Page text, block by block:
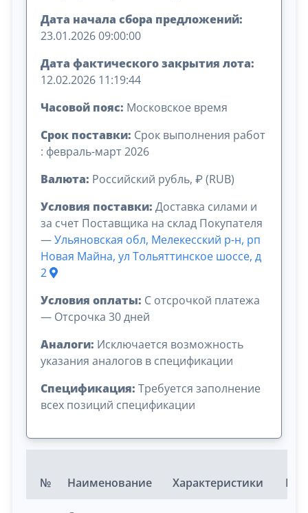
Дата начала сбора предложений:
23.01.2026 09:00:00
Дата фактического закрытия лота:
12.02.2026 11:19:44
Часовой пояс: Московское время
Срок поставки: Срок выполнения работ
: февраль-март 2026
Валюта: Российский рубль, ₽ (RUB)
Условия поставки: Доставка силами и
за счет Поставщика на склад Покупателя
—Ульяновская обл, Мелекесский р-н, рп
Новая Майна, ул Тольяттинское шоссе, д
2
Условия оплаты: C отсрочкой платежа
— Отсрочка 30 дней
Аналоги: Исключается возможность
указания аналогов в спецификации
Спецификация: Требуется заполнение
всех позиций спецификации
№ Наименование Характеристики